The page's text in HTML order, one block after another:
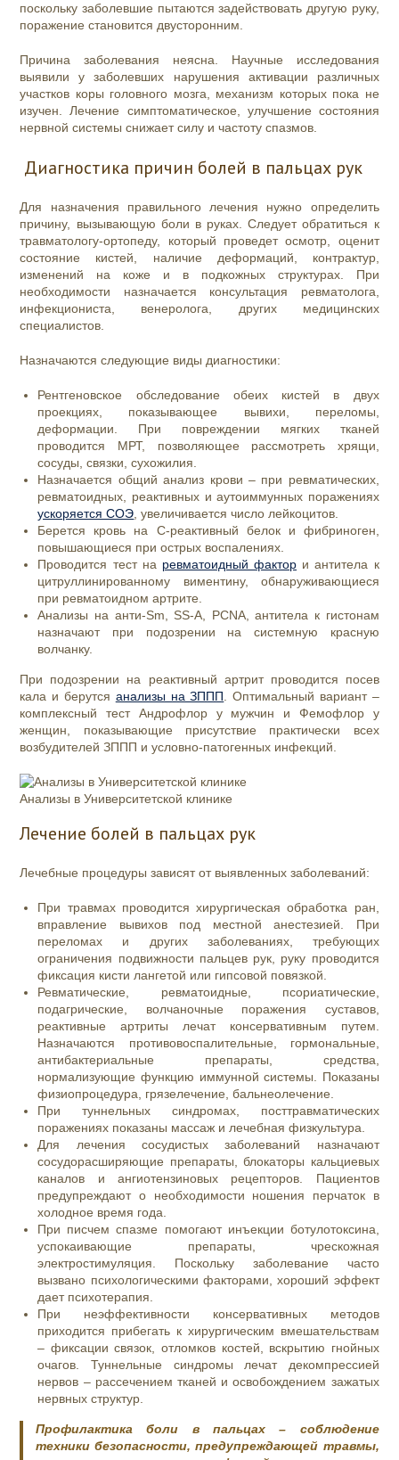
поскольку заболевшие пытаются задействовать другую руку,
поражение становится двусторонним.
Причина заболевания неясна. Научные исследования
выявили у заболевших нарушения активации различных
участков коры головного мозга, механизм которых пока не
изучен. Лечение симптоматическое, улучшение состояния
нервной системы снижает силу и частоту спазмов.
Диагностика причин болей в пальцах рук
Для назначения правильного лечения нужно определить
причину, вызывающую боли в руках. Следует обратиться к
травматологу-ортопеду, который проведет осмотр, оценит
состояние кистей, наличие деформаций, контрактур,
изменений на коже и в подкожных структурах. При
необходимости назначается консультация ревматолога,
инфекциониста, венеролога, других медицинских
специалистов.
Назначаются следующие виды диагностики:
Рентгеновское обследование обеих кистей в двух
проекциях, показывающее вывихи, переломы,
деформации. При повреждении мягких тканей
проводится МРТ, позволяющее рассмотреть хрящи,
сосуды, связки, сухожилия.
Назначается общий анализ крови – при ревматических,
ревматоидных, реактивных и аутоиммунных поражениях
ускоряется СОЭ, увеличивается число лейкоцитов.
Берется кровь на С-реактивный белок и фибриноген,
повышающиеся при острых воспалениях.
Проводится тест на ревматоидный фактор и антитела к
цитруллинированному виментину, обнаруживающиеся
при ревматоидном артрите.
Анализы на анти-Sm, SS-A, PCNA, антитела к гистонам
назначают при подозрении на системную красную
волчанку.
При подозрении на реактивный артрит проводится посев
кала и берутся анализы на ЗППП. Оптимальный вариант –
комплексный тест Андрофлор у мужчин и Фемофлор у
женщин, показывающие присутствие практически всех
возбудителей ЗППП и условно-патогенных инфекций.
Анализы в Университетской клинике
Лечение болей в пальцах рук
Лечебные процедуры зависят от выявленных заболеваний:
При травмах проводится хирургическая обработка ран,
вправление вывихов под местной анестезией. При
переломах и других заболеваниях, требующих
ограничения подвижности пальцев рук, руку проводится
фиксация кисти лангетой или гипсовой повязкой.
Ревматические, ревматоидные, псориатические,
подагрические, волчаночные поражения суставов,
реактивные артриты лечат консервативным путем.
Назначаются противовоспалительные, гормональные,
антибактериальные препараты, средства,
нормализующие функцию иммунной системы. Показаны
физиопроцедура, грязелечение, бальнеолечение.
При туннельных синдромах, посттравматических
поражениях показаны массаж и лечебная физкультура.
Для лечения сосудистых заболеваний назначают
сосудорасширяющие препараты, блокаторы кальциевых
каналов и ангиотензиновых рецепторов. Пациентов
предупреждают о необходимости ношения перчаток в
холодное время года.
При писчем спазме помогают инъекции ботулотоксина,
успокаивающие препараты, чрескожная
электростимуляция. Поскольку заболевание часто
вызвано психологическими факторами, хороший эффект
дает психотерапия.
При неэффективности консервативных методов
приходится прибегать к хирургическим вмешательствам
– фиксации связок, отломков костей, вскрытию гнойных
очагов. Туннельные синдромы лечат декомпрессией
нервов – рассечением тканей и освобождением зажатых
нервных структур.
Профилактика боли в пальцах – соблюдение
техники безопасности, предупреждающей травмы,